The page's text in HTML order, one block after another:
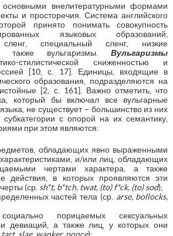
внелитературными формами
и просторечия. Система английского
принято понимать совокупность
языковых образований,
специальный сленг, низкие
также вульгаризмы.Вульгаризмы
стилистической сниженностью и
[10, с. 17]. Единицы, входящие в
образования, подразделяются на
[2, c. 161]. Важно отметить, что
который бы включал все вульгарные
не существует – большинство из них
субкатегории с опорой на их семантику,
при этом являются:
обладающих явно выраженными
и/или лиц, обладающих
чертами характера, а также
действия, в которых проявляются эти
(ср. sh*t, b*tch, twat, (to) f*ck, (to) sod);
частей тела (ср. arse, bollocks,
порицаемых сексуальных
девиаций, а также лиц, у которых они
tart, slag, wanker, nonce);